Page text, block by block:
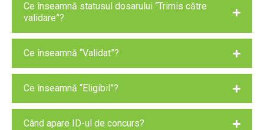
Ce înseamnă statusul dosarului “Trimis către
validare”?
Ce înseamnă “Validat”?
Ce înseamnă “Eligibil”?
Când apare ID-ul de concurs?